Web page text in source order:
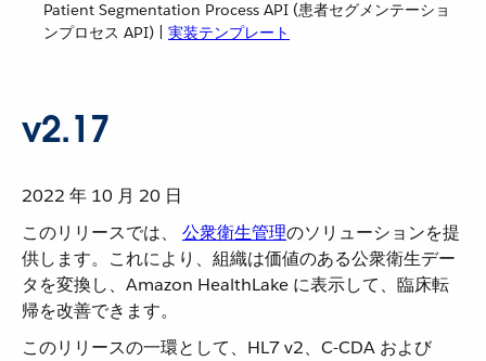
Patient Segmentation Process API (患者セグメンテーショ
ンプロセス API) | 実装テンプレート
v2.17
2022 年 10 月 20 日
このリリースでは、 公衆衛生管理​のソリューションを提
供します。これにより、組織は価値のある公衆衛生デー
タを変換し、Amazon HealthLake に表示して、臨床転
帰を改善できます。
このリリースの一環として、HL7 v2、C-CDA および